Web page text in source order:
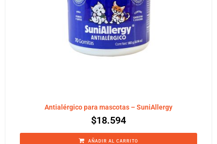
Antialérgico para mascotas – SuniAllergy
$18.594
AÑADIR AL CARRITO